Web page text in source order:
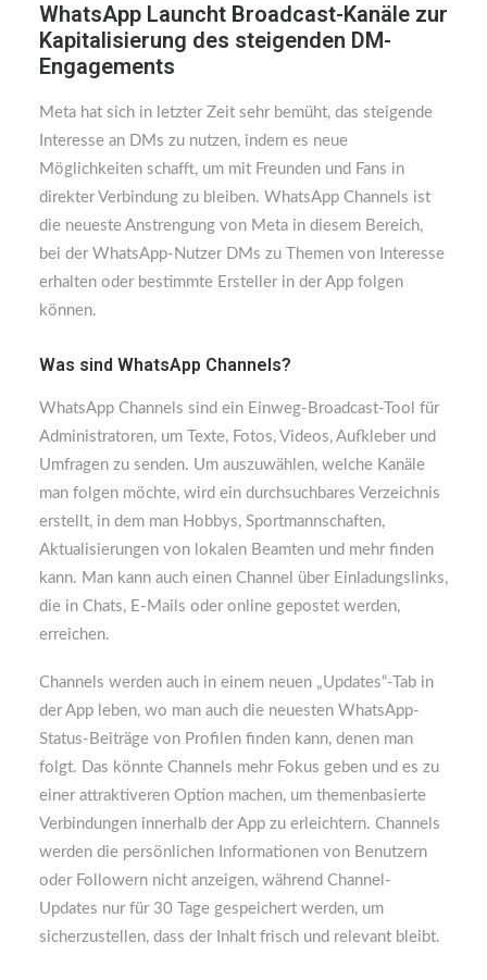
WhatsApp Launcht Broadcast-Kanäle zur
Kapitalisierung des steigenden DM-
Engagements
Meta hat sich in letzter Zeit sehr bemüht, das steigende
Interesse an DMs zu nutzen, indem es neue
Möglichkeiten schafft, um mit Freunden und Fans in
direkter Verbindung zu bleiben. WhatsApp Channels ist
die neueste Anstrengung von Meta in diesem Bereich,
bei der WhatsApp-Nutzer DMs zu Themen von Interesse
erhalten oder bestimmte Ersteller in der App folgen
können.
Was sind WhatsApp Channels?
WhatsApp Channels sind ein Einweg-Broadcast-Tool für
Administratoren, um Texte, Fotos, Videos, Aufkleber und
Umfragen zu senden. Um auszuwählen, welche Kanäle
man folgen möchte, wird ein durchsuchbares Verzeichnis
erstellt, in dem man Hobbys, Sportmannschaften,
Aktualisierungen von lokalen Beamten und mehr finden
kann. Man kann auch einen Channel über Einladungslinks,
die in Chats, E-Mails oder online gepostet werden,
erreichen.
Channels werden auch in einem neuen „Updates“-Tab in
der App leben, wo man auch die neuesten WhatsApp-
Status-Beiträge von Profilen finden kann, denen man
folgt. Das könnte Channels mehr Fokus geben und es zu
einer attraktiveren Option machen, um themenbasierte
Verbindungen innerhalb der App zu erleichtern. Channels
werden die persönlichen Informationen von Benutzern
oder Followern nicht anzeigen, während Channel-
Updates nur für 30 Tage gespeichert werden, um
sicherzustellen, dass der Inhalt frisch und relevant bleibt.